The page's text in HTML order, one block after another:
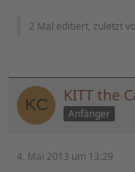
2 Mal editiert, zuletzt
KITT the
Anfänger
4. Mai 2013 um 13:29